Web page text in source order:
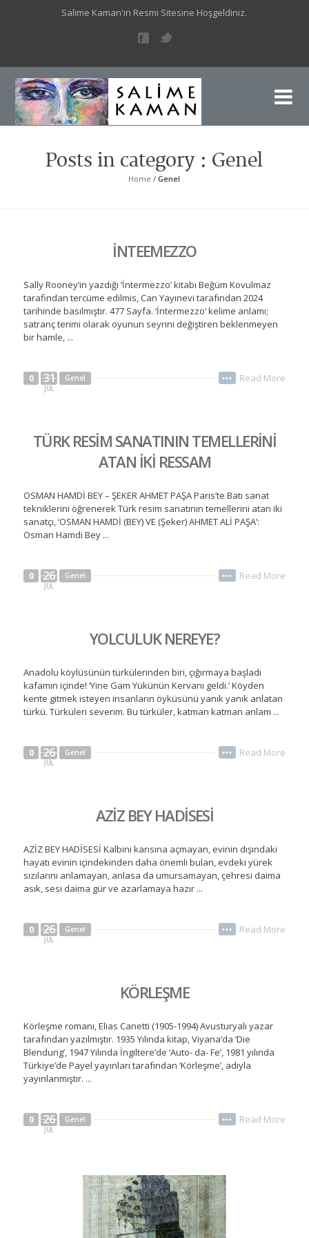
Salime Kaman'ın Resmi Sitesine Hoşgeldiniz.
Posts in category : Genel
Home /Genel
İNTEEMEZZO
Sally Rooney’in yazdığı ‘İntermezzo’ kitabı Beğüm Kovulmaz
tarafindan tercüme edilmis, Can Yayınevi tarafından 2024
tarihinde basılmıştır. 477 Sayfa. ‘İntermezzo’ kelime anlamı;
satranç terimi olarak oyunun seyrini değiştiren beklenmeyen
bir hamle, ...
0 31
JUL
Genel Read More
•••
TÜRK RESİM SANATININ TEMELLERİNİ
ATAN İKİ RESSAM
OSMAN HAMDİ BEY – ŞEKER AHMET PAŞA Paris’te Batı sanat
tekniklerini öğrenerek Türk resim sanatının temellerini atan iki
sanatçı, ‘OSMAN HAMDİ (BEY) VE (Şeker) AHMET ALİ PAŞA’:
Osman Hamdi Bey ...
0 26
JUL
Genel Read More
•••
YOLCULUK NEREYE?
Anadolu köylüsünün türkülerinden biri, çığırmaya başladı
kafamın içinde! ‘Yine Gam Yükünün Kervanı geldi.’ Köyden
kente gitmek isteyen insanların öyküsünü yanık yanık anlatan
türkü. Türküleri severim. Bu türküler, katman katman anlam ...
0 26
JUL
Genel Read More
•••
AZİZ BEY HADİSESİ
AZİZ BEY HADİSESİ Kalbini karısına açmayan, evinin dışındaki
hayatı evinin içindekinden daha önemli bulan, evdeki yürek
sızılarını anlamayan, anlasa da umursamayan, çehresi daima
asık, sesi daima gür ve azarlamaya hazır ...
0 26
JUL
Genel Read More
•••
KÖRLEŞME
Körleşme romanı, Elias Canetti (1905-1994) Avusturyalı yazar
tarafından yazılmıştır. 1935 Yılında kitap, Viyana’da ‘Die
Blendung’, 1947 Yılında İngiltere’de ‘Auto- da- Fe’, 1981 yılında
Türkiye’de Payel yayınları tarafından ‘Körleşme’, adıyla
yayınlanmıştır. ...
0 26
JUL
Genel Read More
•••